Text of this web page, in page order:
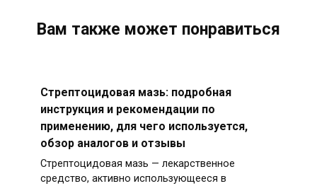
Вам также может понравиться
Стрептоцидовая мазь: подробная
инструкция и рекомендации по
применению, для чего используется,
обзор аналогов и отзывы
Стрептоцидовая мазь — лекарственное
средство, активно использующееся в